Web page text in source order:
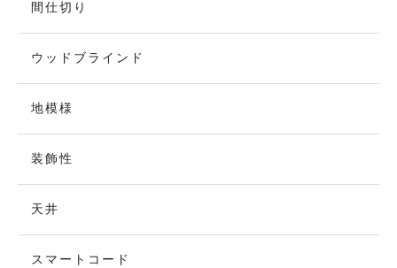
間仕切り
ウッドブラインド
地模様
装飾性
天井
スマートコード